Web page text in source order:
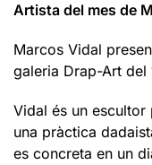
Artista del mes de
Marcos Vidal
galeria Drap-Art del
Vidal és un
una pràctica
es concreta en un